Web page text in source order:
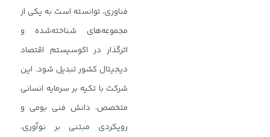
فناوری، توانسته است به یکی از
مجموعه‌های شناخته‌شده و
اثرگذار در اکوسیستم اقتصاد
دیجیتال کشور تبدیل شود. این
شرکت با تکیه بر سرمایه انسانی
متخصص، دانش فنی بومی و
رویکردی مبتنی بر نوآوری،